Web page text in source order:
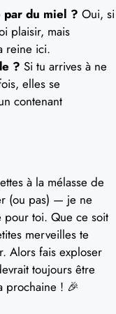
par du miel ? Oui, si
plaisir, mais
reine ici.
? Si tu arrives à ne
elles se
contenant
à la mélasse de
(ou pas) — je ne
toi. Que ce soit
merveilles te
Alors fais exploser
toujours être
prochaine ! 🎉